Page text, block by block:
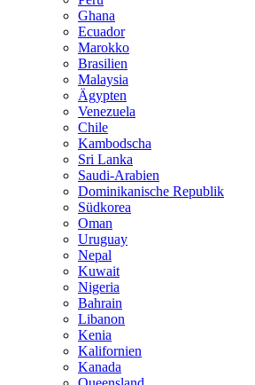
Ghana
Ecuador
Marokko
Brasilien
Malaysia
Ägypten
Venezuela
Chile
Kambodscha
Sri Lanka
Saudi-Arabien
Dominikanische Republik
Südkorea
Oman
Uruguay
Nepal
Kuwait
Nigeria
Bahrain
Libanon
Kenia
Kalifornien
Kanada